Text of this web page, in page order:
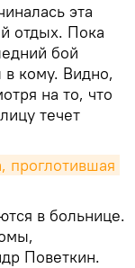
эта
отдых. Пока
бой
в кому. Видно,
на то, что
течет
в больнице.
Поветкин.